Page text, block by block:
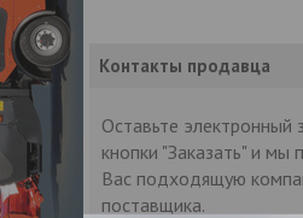
Контакты продавца
Оставьте электронный
кнопки "Заказать" и мы
Вас подходящую
поставщика.